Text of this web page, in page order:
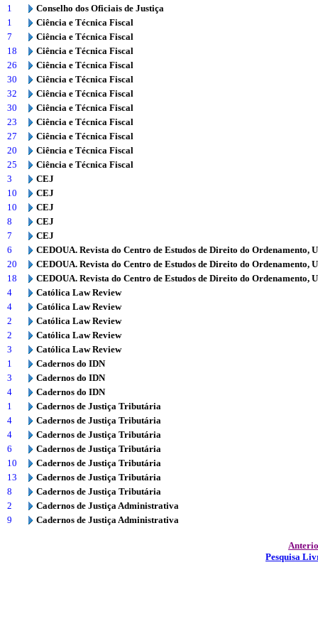
1
Conselho dos Oficiais de Justiça
1
Ciência e Técnica Fiscal
7
Ciência e Técnica Fiscal
18
Ciência e Técnica Fiscal
26
Ciência e Técnica Fiscal
30
Ciência e Técnica Fiscal
32
Ciência e Técnica Fiscal
30
Ciência e Técnica Fiscal
23
Ciência e Técnica Fiscal
27
Ciência e Técnica Fiscal
20
Ciência e Técnica Fiscal
25
Ciência e Técnica Fiscal
3
CEJ
10
CEJ
10
CEJ
8
CEJ
7
CEJ
6
CEDOUA. Revista do Centro de Estudos de Direito do Ordenamento,
20
CEDOUA. Revista do Centro de Estudos de Direito do Ordenamento,
18
CEDOUA. Revista do Centro de Estudos de Direito do Ordenamento,
4
Católica Law Review
4
Católica Law Review
2
Católica Law Review
2
Católica Law Review
3
Católica Law Review
1
Cadernos do IDN
3
Cadernos do IDN
4
Cadernos do IDN
1
Cadernos de Justiça Tributária
4
Cadernos de Justiça Tributária
4
Cadernos de Justiça Tributária
6
Cadernos de Justiça Tributária
10
Cadernos de Justiça Tributária
13
Cadernos de Justiça Tributária
8
Cadernos de Justiça Tributária
2
Cadernos de Justiça Administrativa
9
Cadernos de Justiça Administrativa
Pesquisa